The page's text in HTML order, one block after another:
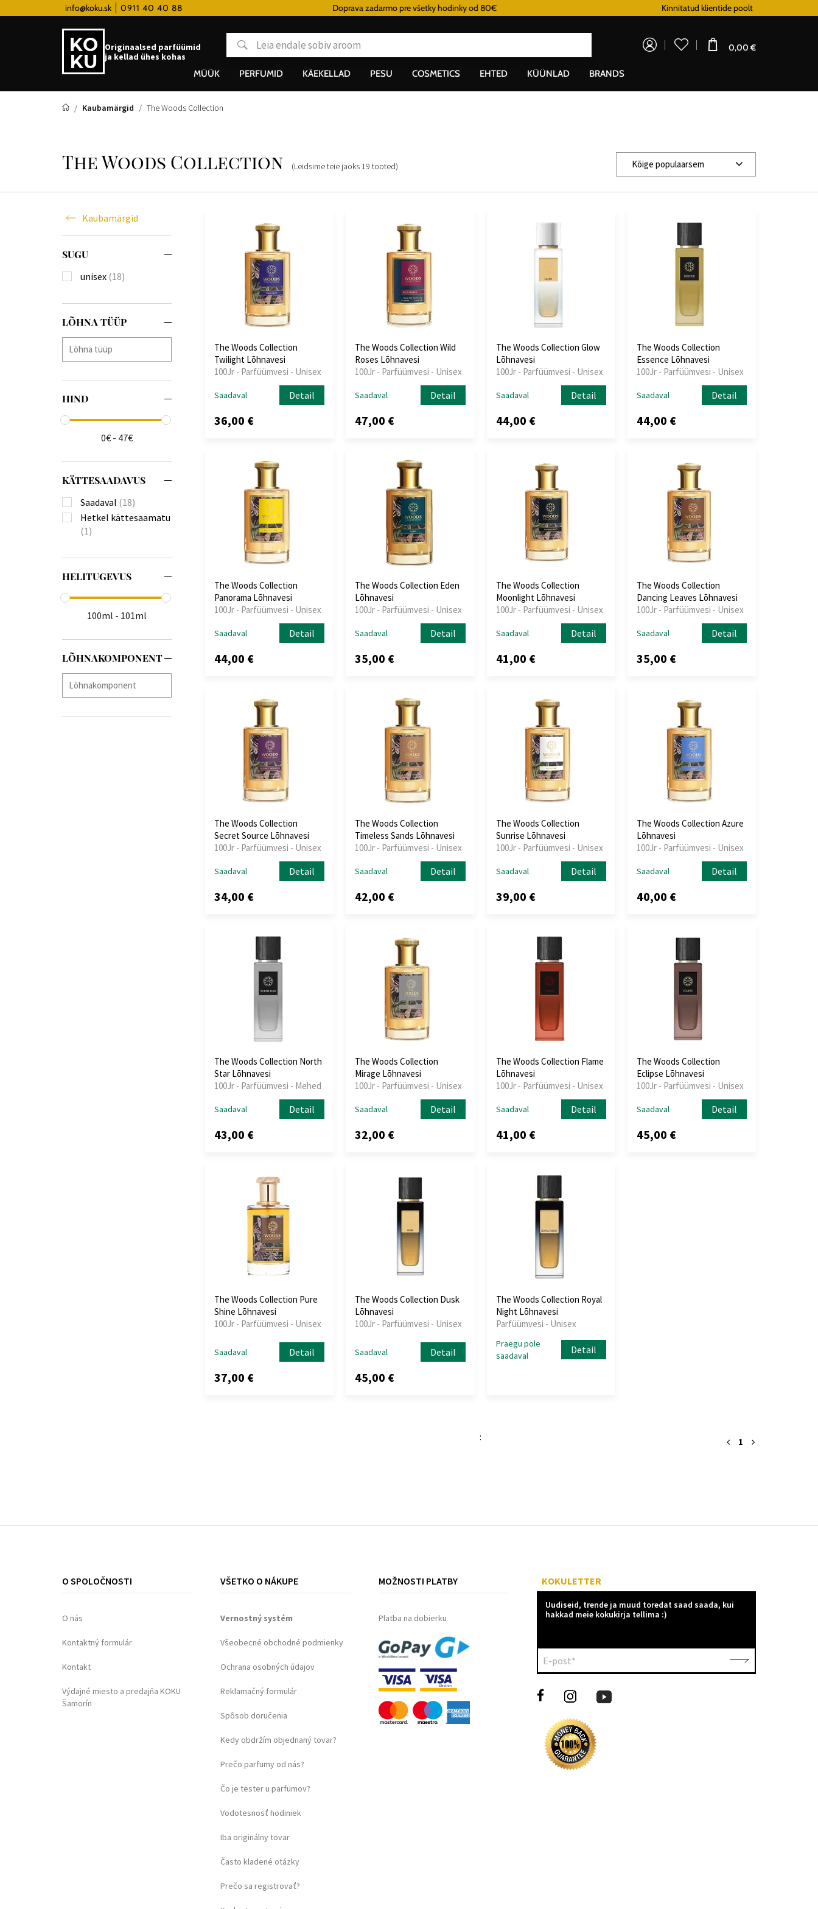
info@koku.sk 0911 40 40 88Lojaalsusprogramm Doprava zadarmo pre všetky hodinky od 80€ Kinnitatud klientide poolt
Originaalsed parfüümid
ja kellad ühes kohas
0,00 €
MÜÜK PERFUMID KÄEKELLAD PESU COSMETICS EHTED KÜÜNLAD BRANDS
Kaubamärgid The Woods Collection
The Woods Collection (Leidsime teie jaoks 19 tooted) Kõige populaarsem
Kaubamärgid
SUGU
unisex (18)
LÕHNA TÜÜP
HIND
0€ - 47€
KÄTTESAADAVUS
Saadaval (18)
Hetkel kättesaamatu
(1)
HELITUGEVUS
100ml - 101ml
LÕHNAKOMPONENT
The Woods Collection
Twilight Lõhnavesi
100Jr - Parfüümvesi - Unisex
Saadaval Detail
36,00 €
The Woods Collection Wild
Roses Lõhnavesi
100Jr - Parfüümvesi - Unisex
Saadaval Detail
47,00 €
The Woods Collection Glow
Lõhnavesi
100Jr - Parfüümvesi - Unisex
Saadaval Detail
44,00 €
The Woods Collection
Essence Lõhnavesi
100Jr - Parfüümvesi - Unisex
Saadaval Detail
44,00 €
The Woods Collection
Panorama Lõhnavesi
100Jr - Parfüümvesi - Unisex
Saadaval Detail
44,00 €
The Woods Collection Eden
Lõhnavesi
100Jr - Parfüümvesi - Unisex
Saadaval Detail
35,00 €
The Woods Collection
Moonlight Lõhnavesi
100Jr - Parfüümvesi - Unisex
Saadaval Detail
41,00 €
The Woods Collection
Dancing Leaves Lõhnavesi
100Jr - Parfüümvesi - Unisex
Saadaval Detail
35,00 €
The Woods Collection
Secret Source Lõhnavesi
100Jr - Parfüümvesi - Unisex
Saadaval Detail
34,00 €
The Woods Collection
Timeless Sands Lõhnavesi
100Jr - Parfüümvesi - Unisex
Saadaval Detail
42,00 €
The Woods Collection
Sunrise Lõhnavesi
100Jr - Parfüümvesi - Unisex
Saadaval Detail
39,00 €
The Woods Collection Azure
Lõhnavesi
100Jr - Parfüümvesi - Unisex
Saadaval Detail
40,00 €
The Woods Collection North
Star Lõhnavesi
100Jr - Parfüümvesi - Mehed
Saadaval Detail
43,00 €
The Woods Collection
Mirage Lõhnavesi
100Jr - Parfüümvesi - Unisex
Saadaval Detail
32,00 €
The Woods Collection Flame
Lõhnavesi
100Jr - Parfüümvesi - Unisex
Saadaval Detail
41,00 €
The Woods Collection
Eclipse Lõhnavesi
100Jr - Parfüümvesi - Unisex
Saadaval Detail
45,00 €
The Woods Collection Pure
Shine Lõhnavesi
100Jr - Parfüümvesi - Unisex
Saadaval Detail
37,00 €
The Woods Collection Dusk
Lõhnavesi
100Jr - Parfüümvesi - Unisex
Saadaval Detail
45,00 €
The Woods Collection Royal
Night Lõhnavesi
Parfüümvesi - Unisex
Praegu pole
saadaval
Detail
: 1
O SPOLOČNOSTI
O nás
Kontaktný formulár
Kontakt
Výdajné miesto a predajňa KOKU
Šamorín
VŠETKO O NÁKUPE
Vernostný systém
Všeobecné obchodné podmienky
Ochrana osobných údajov
Reklamačný formulár
Spôsob doručenia
Kedy obdržím objednaný tovar?
Prečo parfumy od nás?
Čo je tester u parfumov?
Vodotesnosť hodiniek
Iba originálny tovar
Často kladené otázky
Prečo sa registrovať?
MOŽNOSTI PLATBY
Platba na dobierku
KOKULETTER
Uudiseid, trende ja muud toredat saad saada, kui
hakkad meie kokukirja tellima :)
E-post*